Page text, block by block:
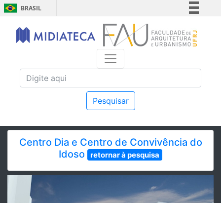
BRASIL
Simplifique!
Comunica BR
Acesso à informação
Pesquisar
Centro Dia e Centro de Convivência do
Idoso
retornar à pesquisa